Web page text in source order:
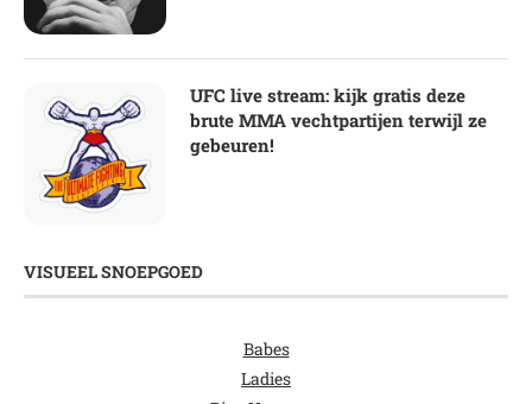
UFC live stream: kijk gratis deze
brute MMA vechtpartijen terwijl ze
gebeuren!
VISUEEL SNOEPGOED
Babes
Ladies